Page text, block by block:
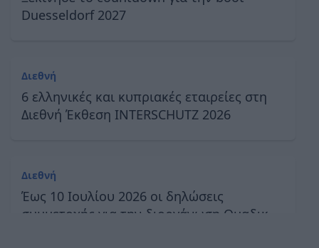
Duesseldorf 2027
Διεθνή
6 ελληνικές και κυπριακές εταιρείες στη
Διεθνή Έκθεση INTERSCHUTZ 2026
Διεθνή
Έως 10 Ιουλίου 2026 οι δηλώσεις
συμμετοχής για την διοργάνωση Ομαδικού